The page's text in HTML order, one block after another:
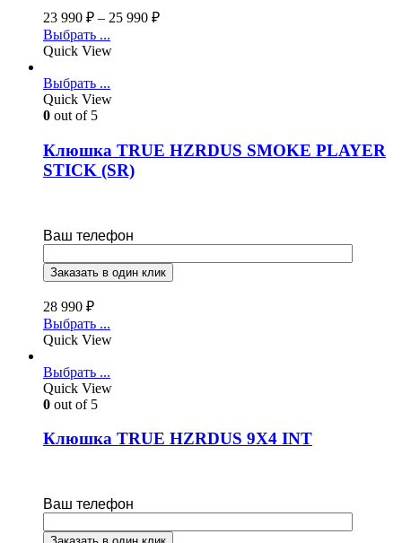
23 990 ₽ – 25 990 ₽
Выбрать ...
Quick View
Выбрать ...
Quick View
0 out of 5
Клюшка TRUE HZRDUS SMOKE PLAYER
STICK (SR)
Ваш телефон
28 990 ₽
Выбрать ...
Quick View
Выбрать ...
Quick View
0 out of 5
Клюшка TRUE HZRDUS 9X4 INT
Ваш телефон